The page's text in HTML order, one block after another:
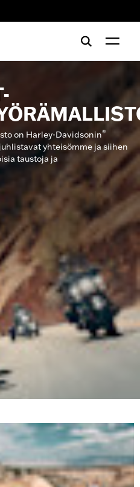
on Harley-Davidsonin®
yhteisömme ja siihen
taustoja ja